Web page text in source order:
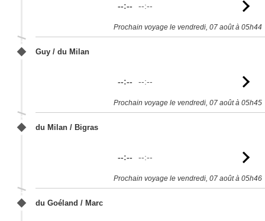
--:-- --:--
Prochain voyage le vendredi, 07 août à 05h44
Guy / du Milan
--:-- --:--
Prochain voyage le vendredi, 07 août à 05h45
du Milan / Bigras
--:-- --:--
Prochain voyage le vendredi, 07 août à 05h46
du Goéland / Marc